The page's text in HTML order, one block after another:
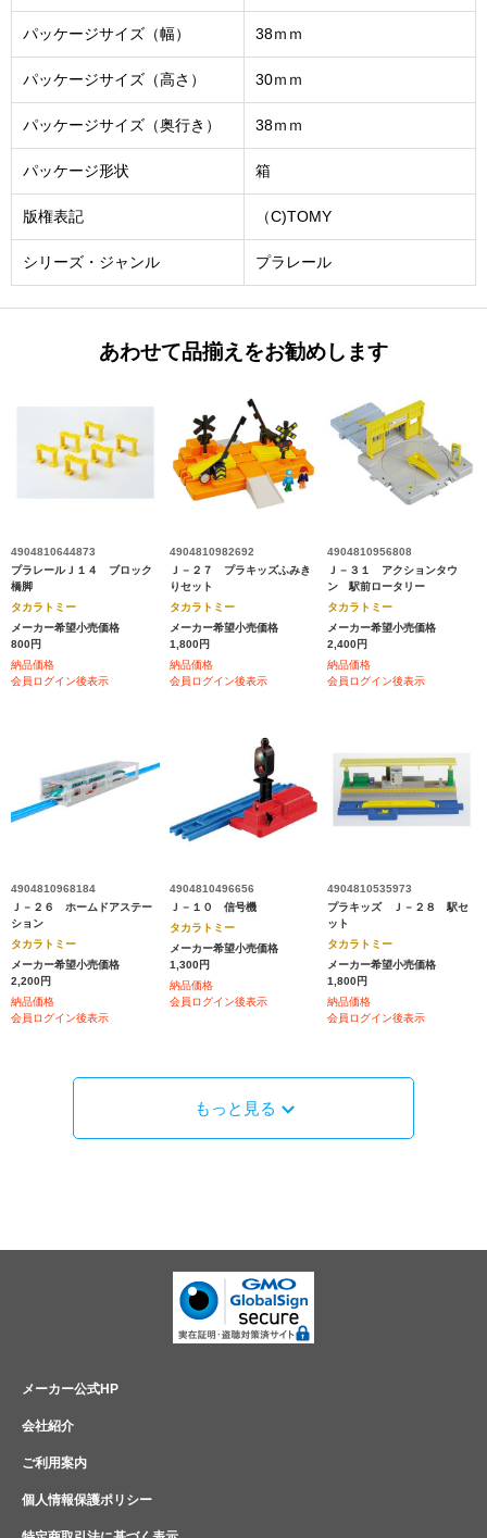
パッケージサイズ（幅） 38ｍｍ
パッケージサイズ（高さ） 30ｍｍ
パッケージサイズ（奥行き） 38ｍｍ
パッケージ形状 箱
版権表記 （C)TOMY
シリーズ・ジャンル プラレール
あわせて品揃えをお勧めします
4904810644873
プラレールＪ１４ ブロック
橋脚
タカラトミー
メーカー希望小売価格
800円
納品価格
会員ログイン後表示
4904810982692
Ｊ－２７ プラキッズふみき
りセット
タカラトミー
メーカー希望小売価格
1,800円
納品価格
会員ログイン後表示
4904810956808
Ｊ－３１ アクションタウ
ン 駅前ロータリー
タカラトミー
メーカー希望小売価格
2,400円
納品価格
会員ログイン後表示
4904810968184
Ｊ－２６ ホームドアステー
ション
タカラトミー
メーカー希望小売価格
2,200円
納品価格
会員ログイン後表示
4904810496656
Ｊ－１０ 信号機
タカラトミー
メーカー希望小売価格
1,300円
納品価格
会員ログイン後表示
4904810535973
プラキッズ Ｊ－２８ 駅セ
ット
タカラトミー
メーカー希望小売価格
1,800円
納品価格
会員ログイン後表示
もっと見る
メーカー公式HP
会社紹介
ご利用案内
個人情報保護ポリシー